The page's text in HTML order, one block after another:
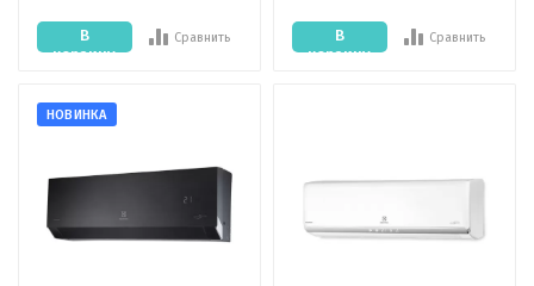
В
корзину
Сравнить
В
корзину
Сравнить
НОВИНКА